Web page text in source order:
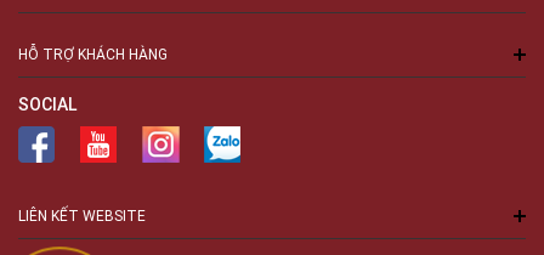
HỖ TRỢ KHÁCH HÀNG
SOCIAL
LIÊN KẾT WEBSITE